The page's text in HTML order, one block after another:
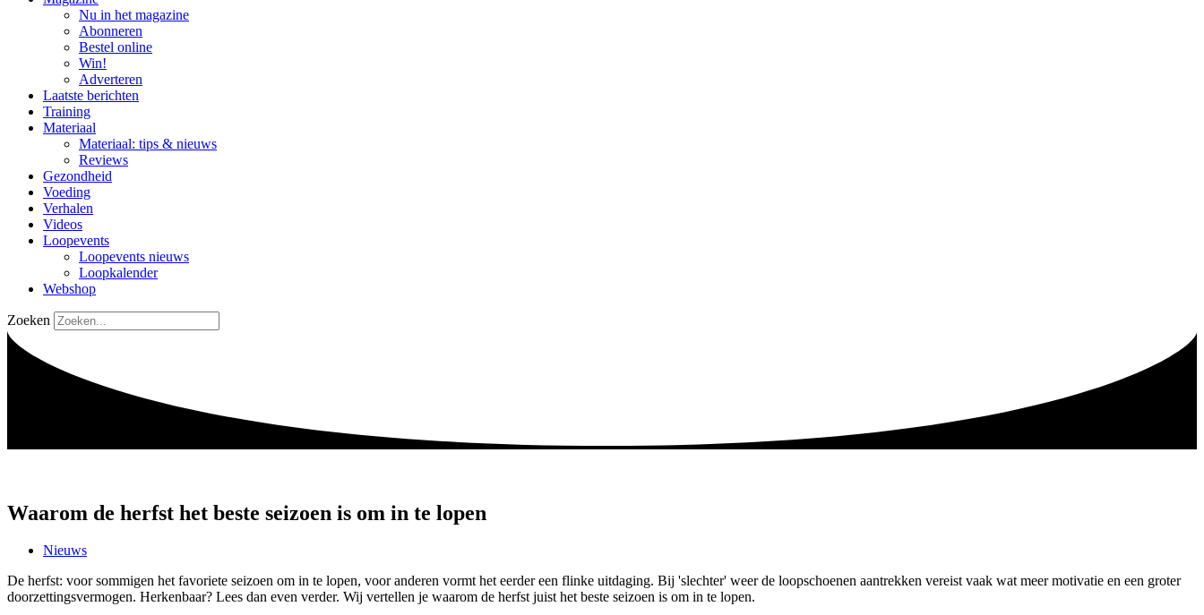
Nu in het magazine
Abonneren
Bestel online
Win!
Adverteren
Laatste berichten
Training
Materiaal
Materiaal: tips & nieuws
Reviews
Gezondheid
Voeding
Verhalen
Videos
Loopevents
Loopevents nieuws
Loopkalender
Webshop
Zoeken
Waarom de herfst het beste seizoen is om in te lopen
Nieuws
De herfst: voor sommigen het favoriete seizoen om in te lopen, voor anderen vormt het eerder een flinke uitdaging. Bij 'slechter' weer de loopschoenen aantrekken vereist vaak wat meer motivatie en een groter
doorzettingsvermogen. Herkenbaar? Lees dan even verder. Wij vertellen je waarom de herfst juist het beste seizoen is om in te lopen.